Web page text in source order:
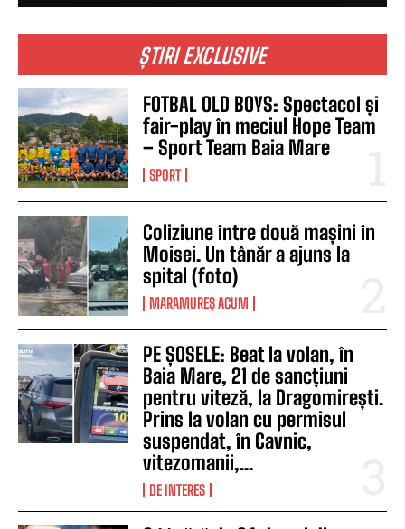
ȘTIRI EXCLUSIVE
FOTBAL OLD BOYS: Spectacol și
fair-play în meciul Hope Team
– Sport Team Baia Mare
SPORT
Coliziune între două mașini în
Moisei. Un tânăr a ajuns la
spital (foto)
MARAMUREȘ ACUM
PE ȘOSELE: Beat la volan, în
Baia Mare, 21 de sancțiuni
pentru viteză, la Dragomirești.
Prins la volan cu permisul
suspendat, în Cavnic,
vitezomanii,...
DE INTERES